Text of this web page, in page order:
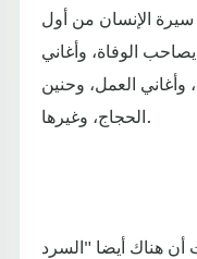
سيرة الإنسان من أول
الوفاة، وأغاني
وأغاني العمل، وحنين
الحجاج، وغيرها.
هناك أيضا "السرد